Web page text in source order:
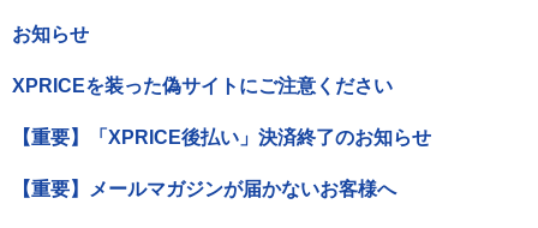
お知らせ
XPRICEを装った偽サイトにご注意ください
【重要】「XPRICE後払い」決済終了のお知らせ
【重要】メールマガジンが届かないお客様へ